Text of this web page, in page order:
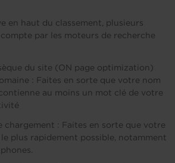
en haut du classement, plusieurs
par les moteurs de recherche
du site (ON page optimization)
: Faites en sorte que votre nom
au moins un mot clé de votre
chargement : Faites en sorte que votre
le plus rapidement possible, notamment